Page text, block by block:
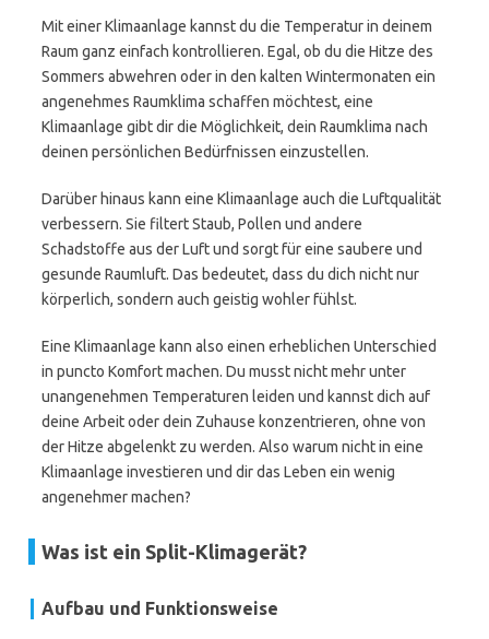
Mit einer Klimaanlage kannst du die Temperatur in deinem
Raum ganz einfach kontrollieren. Egal, ob du die Hitze des
Sommers abwehren oder in den kalten Wintermonaten ein
angenehmes Raumklima schaffen möchtest, eine
Klimaanlage gibt dir die Möglichkeit, dein Raumklima nach
deinen persönlichen Bedürfnissen einzustellen.
Darüber hinaus kann eine Klimaanlage auch die Luftqualität
verbessern. Sie filtert Staub, Pollen und andere
Schadstoffe aus der Luft und sorgt für eine saubere und
gesunde Raumluft. Das bedeutet, dass du dich nicht nur
körperlich, sondern auch geistig wohler fühlst.
Eine Klimaanlage kann also einen erheblichen Unterschied
in puncto Komfort machen. Du musst nicht mehr unter
unangenehmen Temperaturen leiden und kannst dich auf
deine Arbeit oder dein Zuhause konzentrieren, ohne von
der Hitze abgelenkt zu werden. Also warum nicht in eine
Klimaanlage investieren und dir das Leben ein wenig
angenehmer machen?
Was ist ein Split-Klimagerät?
Aufbau und Funktionsweise